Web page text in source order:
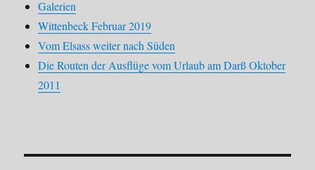
Galerien
Wittenbeck Februar 2019
Vom Elsass weiter nach Süden
Die Routen der Ausflüge vom Urlaub am Darß Oktober
2011